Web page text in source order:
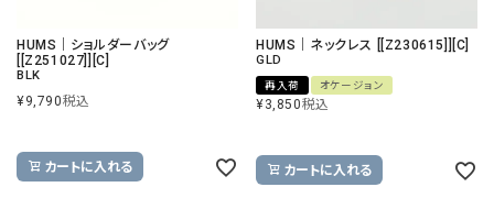
HUMS｜ショルダーバッグ
[[Z251027]][C]
BLK
¥9,790税込
カートに入れる
HUMS｜ネックレス [[Z230615]][C]
GLD
再入荷 オケージョン
¥3,850税込
カートに入れる